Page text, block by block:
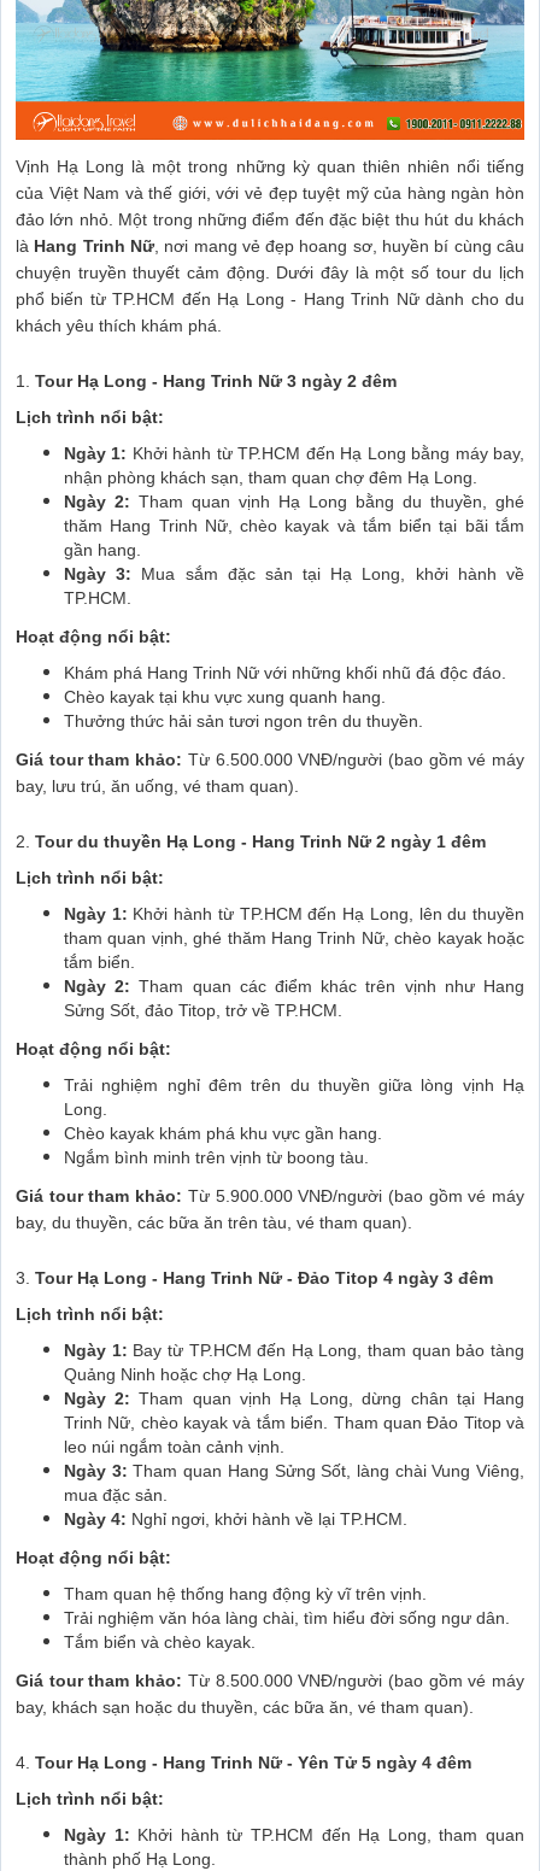
Vịnh Hạ Long là một trong những kỳ quan thiên nhiên nổi tiếng
của Việt Nam và thế giới, với vẻ đẹp tuyệt mỹ của hàng ngàn hòn
đảo lớn nhỏ. Một trong những điểm đến đặc biệt thu hút du khách
là Hang Trinh Nữ, nơi mang vẻ đẹp hoang sơ, huyền bí cùng câu
chuyện truyền thuyết cảm động. Dưới đây là một số tour du lịch
phổ biến từ TP.HCM đến Hạ Long - Hang Trinh Nữ dành cho du
khách yêu thích khám phá.
1. Tour Hạ Long - Hang Trinh Nữ 3 ngày 2 đêm
Lịch trình nổi bật:
Ngày 1: Khởi hành từ TP.HCM đến Hạ Long bằng máy bay,
nhận phòng khách sạn, tham quan chợ đêm Hạ Long.
Ngày 2: Tham quan vịnh Hạ Long bằng du thuyền, ghé
thăm Hang Trinh Nữ, chèo kayak và tắm biển tại bãi tắm
gần hang.
Ngày 3: Mua sắm đặc sản tại Hạ Long, khởi hành về
TP.HCM.
Hoạt động nổi bật:
Khám phá Hang Trinh Nữ với những khối nhũ đá độc đáo.
Chèo kayak tại khu vực xung quanh hang.
Thưởng thức hải sản tươi ngon trên du thuyền.
Giá tour tham khảo: Từ 6.500.000 VNĐ/người (bao gồm vé máy
bay, lưu trú, ăn uống, vé tham quan).
2. Tour du thuyền Hạ Long - Hang Trinh Nữ 2 ngày 1 đêm
Lịch trình nổi bật:
Ngày 1: Khởi hành từ TP.HCM đến Hạ Long, lên du thuyền
tham quan vịnh, ghé thăm Hang Trinh Nữ, chèo kayak hoặc
tắm biển.
Ngày 2: Tham quan các điểm khác trên vịnh như Hang
Sửng Sốt, đảo Titop, trở về TP.HCM.
Hoạt động nổi bật:
Trải nghiệm nghỉ đêm trên du thuyền giữa lòng vịnh Hạ
Long.
Chèo kayak khám phá khu vực gần hang.
Ngắm bình minh trên vịnh từ boong tàu.
Giá tour tham khảo: Từ 5.900.000 VNĐ/người (bao gồm vé máy
bay, du thuyền, các bữa ăn trên tàu, vé tham quan).
3. Tour Hạ Long - Hang Trinh Nữ - Đảo Titop 4 ngày 3 đêm
Lịch trình nổi bật:
Ngày 1: Bay từ TP.HCM đến Hạ Long, tham quan bảo tàng
Quảng Ninh hoặc chợ Hạ Long.
Ngày 2: Tham quan vịnh Hạ Long, dừng chân tại Hang
Trinh Nữ, chèo kayak và tắm biển. Tham quan Đảo Titop và
leo núi ngắm toàn cảnh vịnh.
Ngày 3: Tham quan Hang Sửng Sốt, làng chài Vung Viêng,
mua đặc sản.
Ngày 4: Nghỉ ngơi, khởi hành về lại TP.HCM.
Hoạt động nổi bật:
Tham quan hệ thống hang động kỳ vĩ trên vịnh.
Trải nghiệm văn hóa làng chài, tìm hiểu đời sống ngư dân.
Tắm biển và chèo kayak.
Giá tour tham khảo: Từ 8.500.000 VNĐ/người (bao gồm vé máy
bay, khách sạn hoặc du thuyền, các bữa ăn, vé tham quan).
4. Tour Hạ Long - Hang Trinh Nữ - Yên Tử 5 ngày 4 đêm
Lịch trình nổi bật:
Ngày 1: Khởi hành từ TP.HCM đến Hạ Long, tham quan
thành phố Hạ Long.